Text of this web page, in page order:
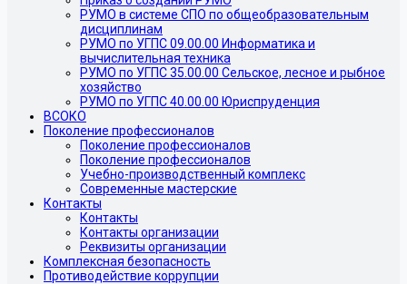
РУМО в системе СПО по общеобразовательным
дисциплинам
РУМО по УГПС 09.00.00 Информатика и
вычислительная техника
РУМО по УГПС 35.00.00 Сельское, лесное и рыбное
хозяйство
РУМО по УГПС 40.00.00 Юриспруденция
ВСОКО
Поколение профессионалов
Поколение профессионалов
Поколение профессионалов
Учебно-производственный комплекс
Современные мастерские
Контакты
Контакты
Контакты организации
Реквизиты организации
Комплексная безопасность
Противодействие коррупции